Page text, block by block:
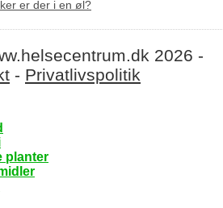
er der i en øl?
2026 -
- Privatlivspolitik
planter